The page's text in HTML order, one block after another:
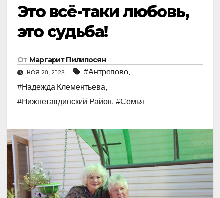
Это всё-таки любовь,
это судьба!
От Маргарит Пилипосян
НОЯ 20, 2023 #Антропово,
#Надежда Клементьева,
#Нижнетавдинский Район, #Семья